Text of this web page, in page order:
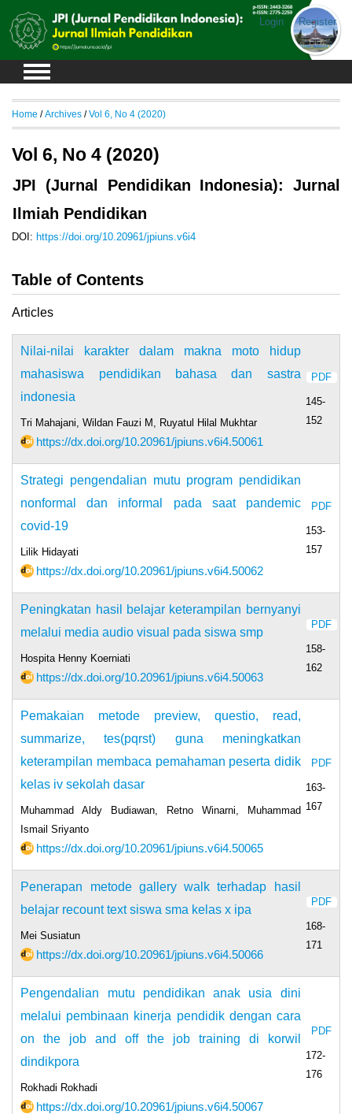
Login Register
Home /Archives /Vol 6, No 4 (2020)
Vol 6, No 4 (2020)
JPI (Jurnal Pendidikan Indonesia): Jurnal
Ilmiah Pendidikan
DOI: https://doi.org/10.20961/jpiuns.v6i4
Table of Contents
Articles
Nilai-nilai karakter dalam makna moto hidup
mahasiswa pendidikan bahasa dan sastra
indonesia
Tri Mahajani, Wildan Fauzi M, Ruyatul Hilal Mukhtar
https://dx.doi.org/10.20961/jpiuns.v6i4.50061
PDF
145-
152
Strategi pengendalian mutu program pendidikan
nonformal dan informal pada saat pandemic
covid-19
Lilik Hidayati
https://dx.doi.org/10.20961/jpiuns.v6i4.50062
PDF
153-
157
Peningkatan hasil belajar keterampilan bernyanyi
melalui media audio visual pada siswa smp
Hospita Henny Koerniati
https://dx.doi.org/10.20961/jpiuns.v6i4.50063
PDF
158-
162
Pemakaian metode preview, questio, read,
summarize, tes(pqrst) guna meningkatkan
keterampilan membaca pemahaman peserta didik
kelas iv sekolah dasar
Muhammad Aldy Budiawan, Retno Winarni, Muhammad
Ismail Sriyanto
https://dx.doi.org/10.20961/jpiuns.v6i4.50065
PDF
163-
167
Penerapan metode gallery walk terhadap hasil
belajar recount text siswa sma kelas x ipa
Mei Susiatun
https://dx.doi.org/10.20961/jpiuns.v6i4.50066
PDF
168-
171
Pengendalian mutu pendidikan anak usia dini
melalui pembinaan kinerja pendidik dengan cara
on the job and off the job training di korwil
dindikpora
Rokhadi Rokhadi
https://dx.doi.org/10.20961/jpiuns.v6i4.50067
PDF
172-
176